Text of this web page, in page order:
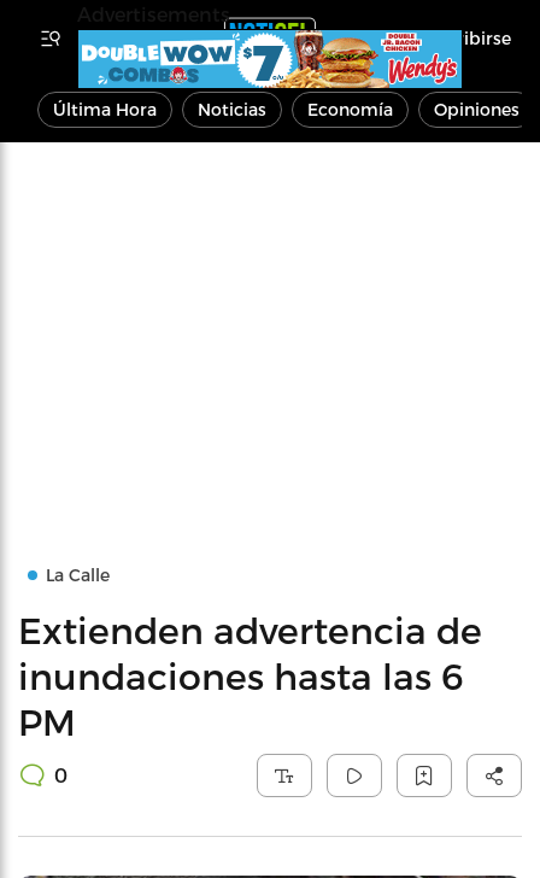
Inscribirse
Última Hora Noticias Economía Opiniones
La Calle
Extienden advertencia de
inundaciones hasta las 6
PM
0
Advertisements